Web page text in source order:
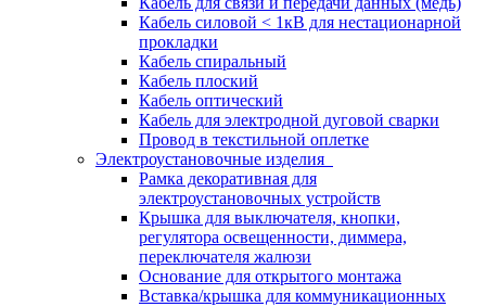
Кабель силовой < 1кВ для нестационарной
прокладки
Кабель спиральный
Кабель плоский
Кабель оптический
Кабель для электродной дуговой сварки
Провод в текстильной оплетке
Электроустановочные изделия
Рамка декоративная для
электроустановочных устройств
Крышка для выключателя, кнопки,
регулятора освещенности, диммера,
переключателя жалюзи
Основание для открытого монтажа
Вставка/крышка для коммуникационных